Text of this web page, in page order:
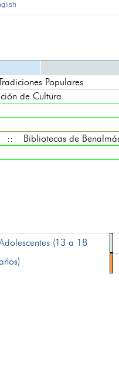
Populares
de Cultura
:: Bibliotecas de
(13 a 18